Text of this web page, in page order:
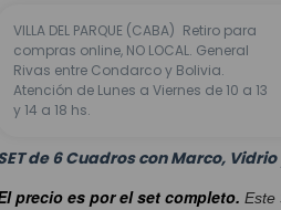
VILLA DEL PARQUE (CABA) Retiro para
compras online, NO LOCAL. General
Rivas entre Condarco y Bolivia.
Atención de Lunes a Viernes de 10 a 13
y 14 a 18 hs.
de 6 Cuadros con Marco,
precio es por el set completo.Este